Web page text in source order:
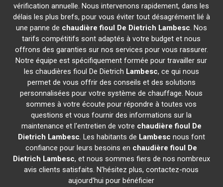
vérification annuelle. Nous intervenons rapidement, dans les
délais les plus brefs, pour vous éviter tout désagrément lié à
une panne de chaudière fioul De Dietrich Lambesc. Nos
tarifs compétitifs sont adaptés à votre budget et nous
offrons des garanties sur nos services pour vous rassurer.
Notre équipe est spécifiquement formée pour travailler sur
les chaudières fioul De Dietrich Lambesc, ce qui nous
permet de vous offrir des conseils et des solutions
personnalisées pour votre système de chauffage. Nous
sommes à votre écoute pour répondre à toutes vos
questions et vous fournir des informations sur la
maintenance et l'entretien de votre chaudière fioul De
Dietrich Lambesc. Les habitants de Lambesc nous font
confiance pour leurs besoins en chaudière fioul De
Dietrich Lambesc, et nous sommes fiers de nos nombreux
avis clients satisfaits. N'hésitez plus, contactez-nous
aujourd'hui pour bénéficier